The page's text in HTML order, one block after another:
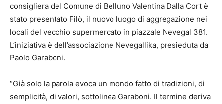
consigliera del Comune di Belluno Valentina Dalla Cort è
stato presentato Filò, il nuovo luogo di aggregazione nei
locali del vecchio supermercato in piazzale Nevegal 381.
L’iniziativa è dell’associazione Nevegallika, presieduta da
Paolo Garaboni.
“Già solo la parola evoca un mondo fatto di tradizioni, di
semplicità, di valori, sottolinea Garaboni. Il termine deriva